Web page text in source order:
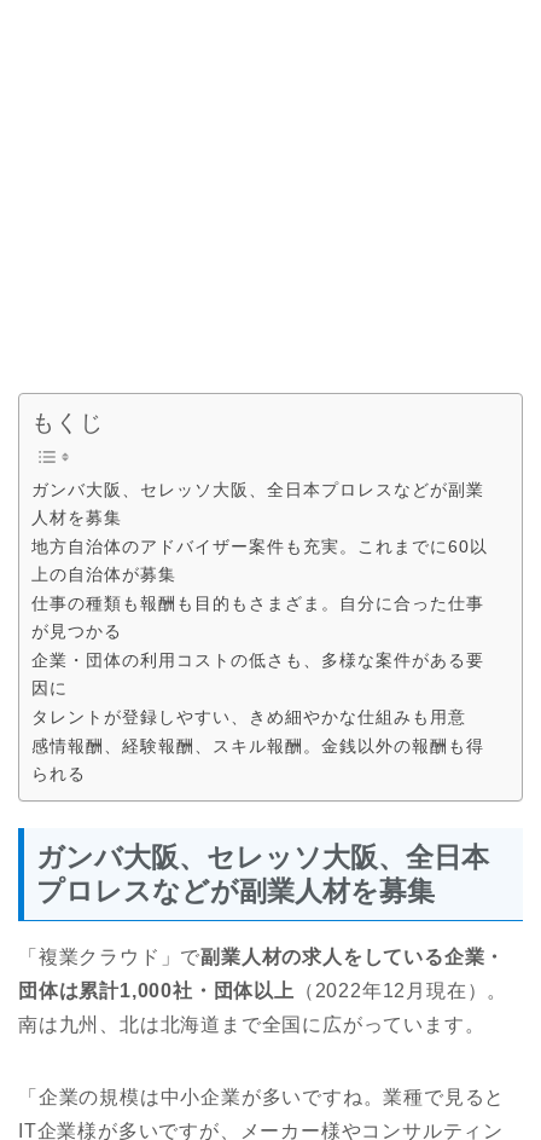
もくじ
ガンバ大阪、セレッソ大阪、全日本プロレスなどが副業
人材を募集
地方自治体のアドバイザー案件も充実。これまでに60以
上の自治体が募集
仕事の種類も報酬も目的もさまざま。自分に合った仕事
が見つかる
企業・団体の利用コストの低さも、多様な案件がある要
因に
タレントが登録しやすい、きめ細やかな仕組みも用意
感情報酬、経験報酬、スキル報酬。金銭以外の報酬も得
られる
ガンバ大阪、セレッソ大阪、全日本
プロレスなどが副業人材を募集
「複業クラウド」で副業人材の求人をしている企業・
団体は累計1,000社・団体以上
（2022年12月現在）。
南は九州、北は北海道まで全国に広がっています。
「企業の規模は中小企業が多いですね。業種で見ると
IT企業様が多いですが、メーカー様やコンサルティン